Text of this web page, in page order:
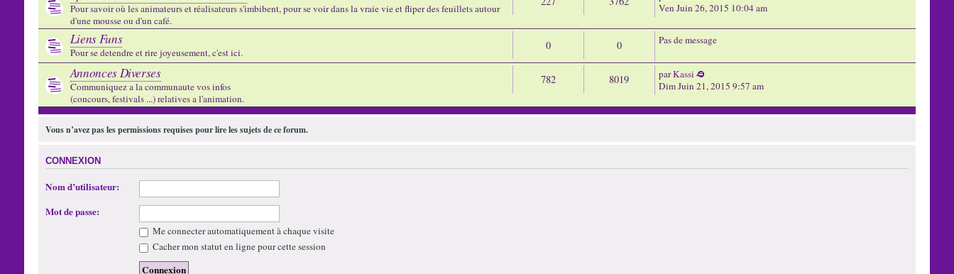
Pour savoir où les animateurs et réalisateurs s'imbibent, pour se voir dans la vraie vie et fliper des feuillets autour
d'une mousse ou d'un café.
Ven Juin 26, 2015 10:04 am
Liens Funs
Pour se detendre et rire joyeusement, c'est ici.
0 0 Pas de message
Annonces Diverses
Communiquez a la communaute vos infos
(concours, festivals ...) relatives a l'animation.
782 8019 parKassi
Dim Juin 21, 2015 9:57 am
Vous n’avez pas les permissions requises pour lire les sujets de ce forum.
CONNEXION
Nom d’utilisateur:
Mot de passe:
Me connecter automatiquement à chaque visite
Cacher mon statut en ligne pour cette session